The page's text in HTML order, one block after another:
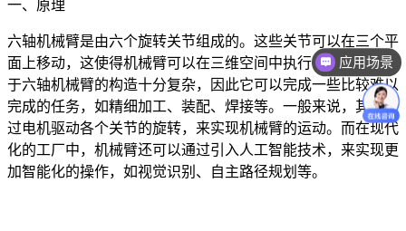
一、原理
六轴机械臂是由六个旋转关节组成的。这些关节可以在三个平
面上移动，这使得机械臂可以在三维空间中执行各种任务。由
于六轴机械臂的构造十分复杂，因此它可以完成一些比较难以
完成的任务，如精细加工、装配、焊接等。一般来说，其是通
过电机驱动各个关节的旋转，来实现机械臂的运动。而在现代
化的工厂中，机械臂还可以通过引入人工智能技术，来实现更
加智能化的操作，如视觉识别、自主路径规划等。
应用场景